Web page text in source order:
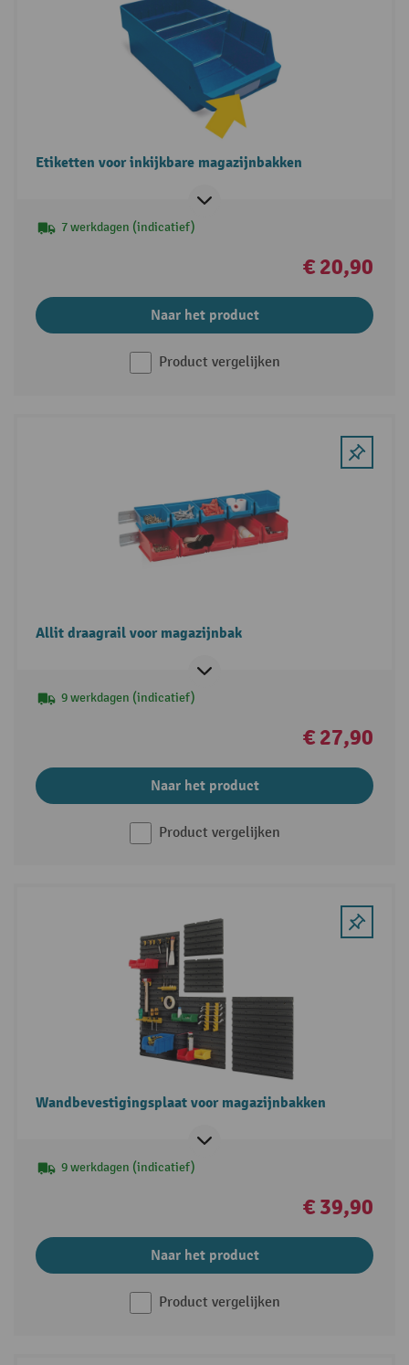
Etiketten voor inkijkbare magazijnbakken
7 werkdagen (indicatief)
€ 20,90
Naar het product
Product vergelijken
Allit draagrail voor magazijnbak
9 werkdagen (indicatief)
€ 27,90
Naar het product
Product vergelijken
Wandbevestigingsplaat voor magazijnbakken
9 werkdagen (indicatief)
€ 39,90
Naar het product
Product vergelijken